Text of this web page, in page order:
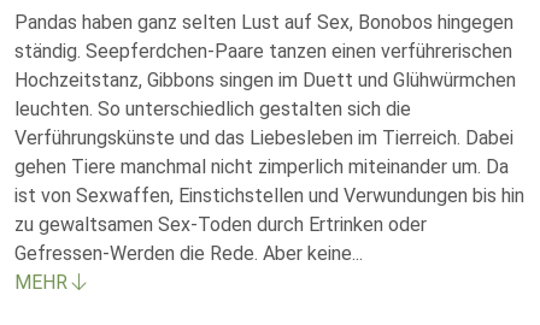
Pandas haben ganz selten Lust auf Sex, Bonobos hingegen
ständig. Seepferdchen-Paare tanzen einen verführerischen
Hochzeitstanz, Gibbons singen im Duett und Glühwürmchen
leuchten. So unterschiedlich gestalten sich die
Verführungskünste und das Liebesleben im Tierreich. Dabei
gehen Tiere manchmal nicht zimperlich miteinander um. Da
ist von Sexwaffen, Einstichstellen und Verwundungen bis hin
zu gewaltsamen Sex-Toden durch Ertrinken oder
Gefressen-Werden die Rede. Aber keine...
MEHR